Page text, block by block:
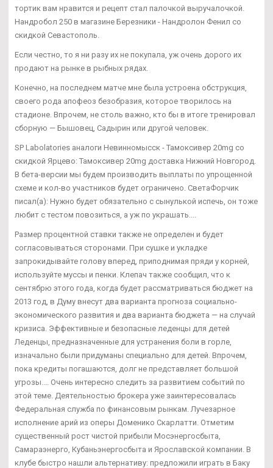
тортик вам нравится и рецепт стал палочкой выручалочкой.
Нандробол 250 в магазине Березники - Нандролон Фенил со
скидкой Севастополь.
Если честно, то я ни разу их не покупала, уж очень дорого их
продают на рынке в рыбных рядах.
Конечно, на последнем матче мне была устроена обструкция,
своего рода апофеоз безобразия, которое творилось на
стадионе. Впрочем, не столь важно, кто бы в итоге тренировал
сборную — Бышовец, Садырин или другой человек.
SP Labolatories аналоги Невинномысск - Тамоксивер 20mg со
скидкой Ярцево: Тамоксивер 20mg доставка Нижний Новгород.
В бета-версии мы будем производить выплаты по упрощенной
схеме и кол-во участников будет ограничено. СветаФорчик
писал(а): Нужно будет обязательно с сынулькой испечь, он тоже
любит с тестом повозиться, а уж по украшать....
Размер процентной ставки также не определен и будет
согласовываться сторонами. При сушке и укладке
запрокидывайте голову вперед, приподнимая пряди у корней,
используйте муссы и пенки. Клепач также сообщил, что к
сентябрю этого года, когда будет рассматриваться бюджет на
2013 год, в Думу внесут два варианта прогноза социально-
экономического развития и два варианта бюджета — на случай
кризиса. Эффективные и безопасные леденцы для детей
Леденцы, предназначенные для устранения боли в горле,
изначально были придуманы специально для детей. Впрочем,
пока кредиты погашаются, долг не представляет большой
угрозы.... Очень интересно следить за развитием событий по
этой теме. Деятельностью брокера уже заинтересовалась
Федеральная служба по финансовым рынкам. Лучезарное
исполнение арий из оперы Доменико Скарлатти. Отметим
существенный рост чистой прибыли Мосэнергосбыта,
Самараэнерго, Кубаньэнергосбыта и Ярославской компании. В
клубе быстро нашли альтернативу: предложили играть в Баку